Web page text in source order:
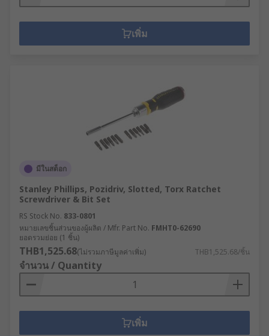
เพิ่ม
มีในสต็อก
Stanley Phillips, Pozidriv, Slotted, Torx Ratchet
Screwdriver & Bit Set
RS Stock No. 833-0801
หมายเลขชิ้นส่วนของผู้ผลิต / Mfr. Part No. FMHT0-62690
ยอดรวมย่อย (1 ชิ้น)
THB1,525.68(ไม่รวมภาษีมูลค่าเพิ่ม) THB1,525.68/ชิ้น
จำนวน / Quantity
เพิ่ม